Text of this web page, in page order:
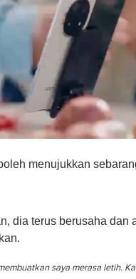
menujukkan
dia terus berusaha dan
saya merasa letih.